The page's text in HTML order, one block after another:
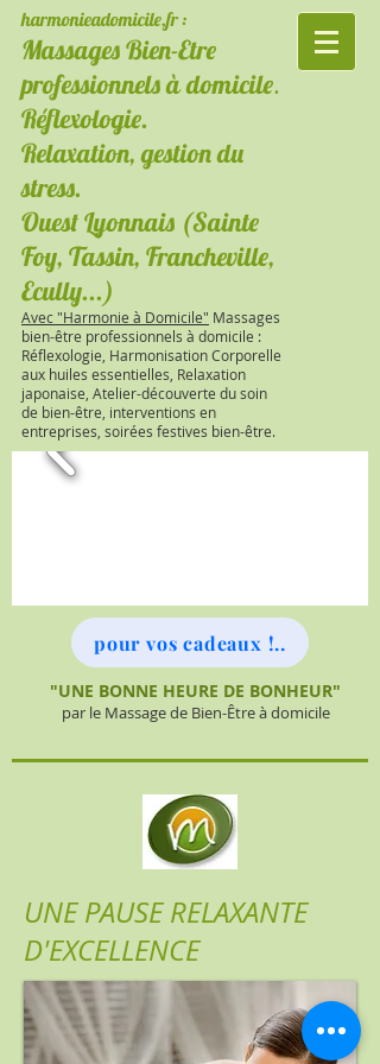
harmonieadomicile.fr :
Massages Bien-Etre
professionnels à domicile.
Réflexologie.
Relaxation, gestion du
stress.
Ouest Lyonnais (Sainte
Foy, Tassin, Francheville,
Ecully...)
Avec "Harmonie à Domicile" Massages
bien-être professionnels à domicile :
Réflexologie, Harmonisation Corporelle
aux huiles essentielles, Relaxation
japonaise, Atelier-découverte du soin
de bien-être, interventions en
entreprises, soirées festives bien-être.
pour vos cadeaux !..
"UNE BONNE HEURE DE BONHEUR"
par le Massage de Bien-Être à domicile
UNE PAUSE RELAXANTE
D'EXCELLENCE